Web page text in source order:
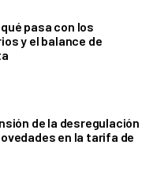
pasa con los
y el balance de
de la desregulación
en la tarifa de